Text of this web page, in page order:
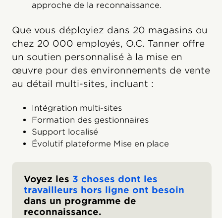
approche de la reconnaissance.
Que vous déployiez dans 20 magasins ou
chez 20 000 employés, O.C. Tanner offre
un soutien personnalisé à la mise en
œuvre pour des environnements de vente
au détail multi-sites, incluant :
Intégration multi-sites
Formation des gestionnaires
Support localisé
Évolutif plateforme Mise en place
Voyez les 3 choses dont les
travailleurs hors ligne ont besoin
dans un programme de
reconnaissance.